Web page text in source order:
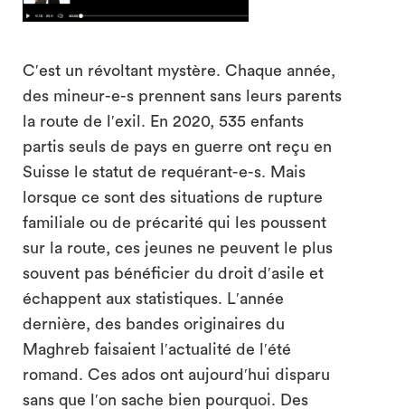
search
Cʹest un révoltant mystère. Chaque année,
des mineur-e-s prennent sans leurs parents
la route de lʹexil. En 2020, 535 enfants
partis seuls de pays en guerre ont reçu en
Suisse le statut de requérant-e-s. Mais
lorsque ce sont des situations de rupture
familiale ou de précarité qui les poussent
sur la route, ces jeunes ne peuvent le plus
souvent pas bénéficier du droit dʹasile et
échappent aux statistiques. Lʹannée
dernière, des bandes originaires du
Maghreb faisaient lʹactualité de lʹété
romand. Ces ados ont aujourdʹhui disparu
sans que lʹon sache bien pourquoi. Des